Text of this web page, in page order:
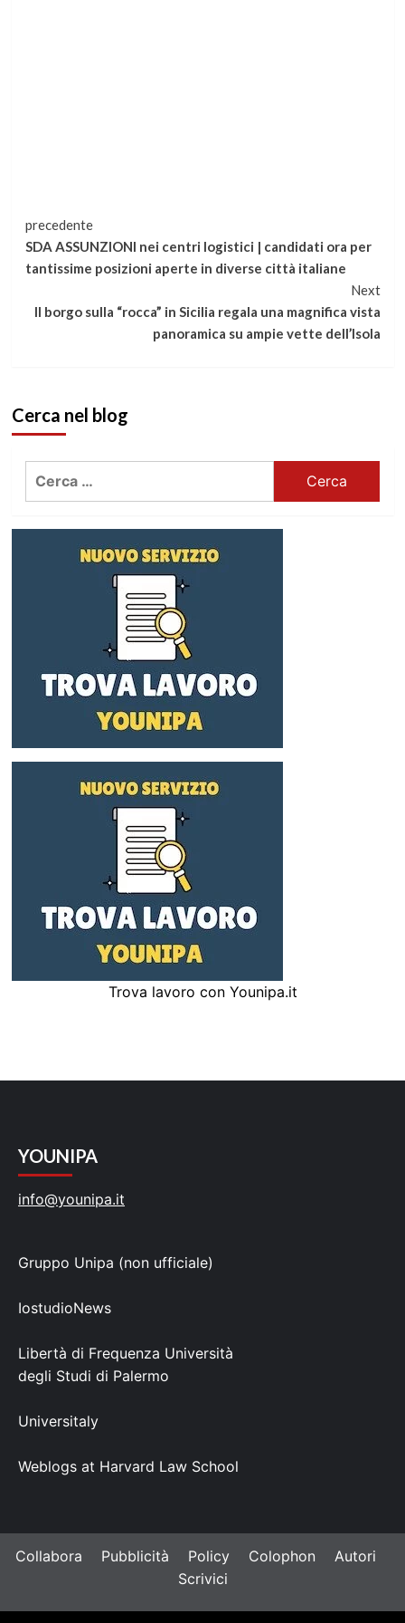
Continua
a
leggere
precedente
SDA ASSUNZIONI nei centri logistici | candidati ora per
tantissime posizioni aperte in diverse città italiane
Next
Il borgo sulla “rocca” in Sicilia regala una magnifica vista
panoramica su ampie vette dell’Isola
Cerca nel blog
Trova lavoro con Younipa.it
YOUNIPA
info@younipa.it
Gruppo Unipa (non ufficiale)
IostudioNews
Libertà di Frequenza Università
degli Studi di Palermo
Universitaly
Weblogs at Harvard Law School
Collabora Pubblicità Policy Colophon
Autori
Scrivici